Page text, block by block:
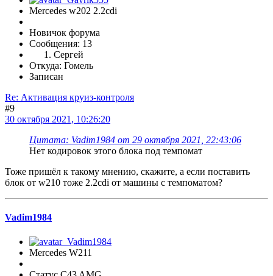
Mercedes w202 2.2cdi
Новичок форума
Сообщения: 13
Сергей
Откуда: Гомель
Записан
Re: Активация круиз-контроля
#9
30 октября 2021, 10:26:20
Цитата: Vadim1984 от 29 октября 2021, 22:43:06
Нет кодировок этого блока под темпомат
Тоже пришёл к такому мнению, скажите, а если поставить
блок от w210 тоже 2.2cdi от машины с темпоматом?
Vadim1984
Mercedes W211